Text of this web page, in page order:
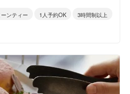
ンティー 1人予約OK
3時間制以上